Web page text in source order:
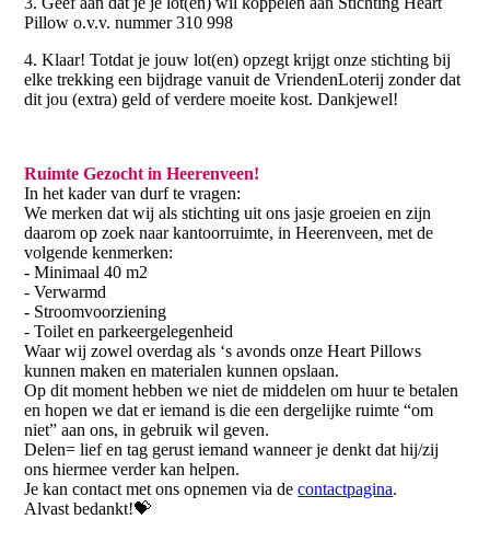
Pillow o.v.v. nummer 310 998
4. Klaar! Totdat je jouw lot(en) opzegt krijgt onze stichting bij
elke trekking een bijdrage vanuit de VriendenLoterij zonder dat
dit jou (extra) geld of verdere moeite kost. Dankjewel!
Ruimte Gezocht in Heerenveen!
In het kader van durf te vragen:
We merken dat wij als stichting uit ons jasje groeien en zijn
daarom op zoek naar kantoorruimte, in Heerenveen, met de
volgende kenmerken:
- Minimaal 40 m2
- Verwarmd
- Stroomvoorziening
- Toilet en parkeergelegenheid
Waar wij zowel overdag als ‘s avonds onze Heart Pillows
kunnen maken en materialen kunnen opslaan.
Op dit moment hebben we niet de middelen om huur te betalen
en hopen we dat er iemand is die een dergelijke ruimte “om
niet” aan ons, in gebruik wil geven.
Delen= lief en tag gerust iemand wanneer je denkt dat hij/zij
ons hiermee verder kan helpen.
Je kan contact met ons opnemen via decontactpagina.
Alvast bedankt!💝